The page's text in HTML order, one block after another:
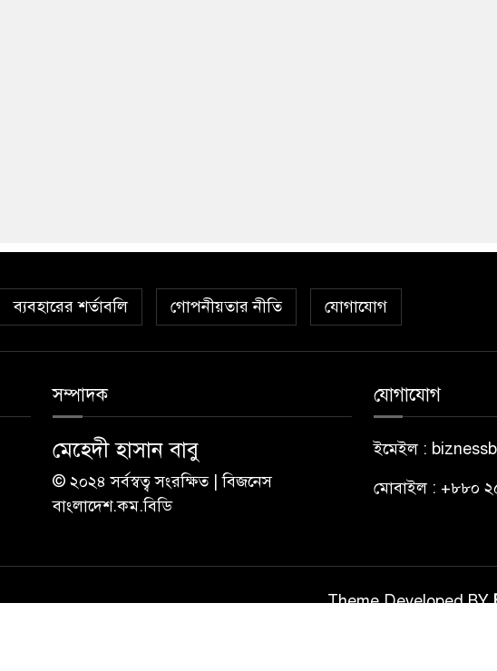
ব্যবহারের শর্তাবলি গোপনীয়তার নীতি যোগাযোগ
সম্পাদক
মেহেদী হাসান বাবু
© ২০২৪ সর্বস্বত্ব সংরক্ষিত | বিজনেস
বাংলাদেশ.কম.বিডি
যোগাযোগ
ইমেইল :
মোবাইল : +৮৮০
Theme Developed BY